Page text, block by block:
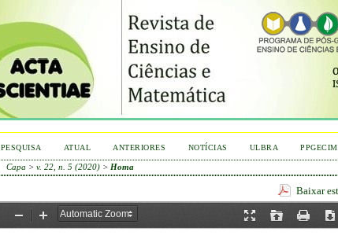
PESQUISA ATUAL ANTERIORES NOTÍCIAS ULBRA PPGECIM
Capa > v. 22, n. 5 (2020)> Homa
Baixar